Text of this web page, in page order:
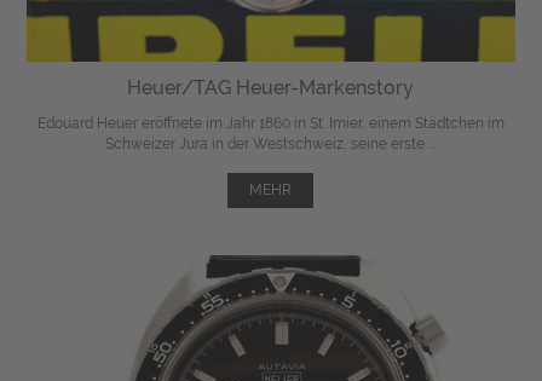
Heuer/TAG Heuer-Markenstory
Edouard Heuer eröffnete im Jahr 1860 in St. Imier, einem Städtchen im
Schweizer Jura in der Westschweiz, seine erste ...
MEHR